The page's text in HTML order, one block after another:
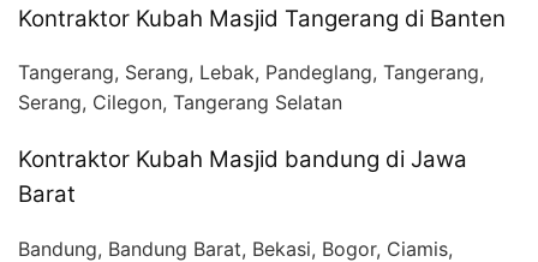
Kontraktor Kubah Masjid Tangerang di Banten
Tangerang, Serang, Lebak, Pandeglang, Tangerang,
Serang, Cilegon, Tangerang Selatan
Kontraktor Kubah Masjid bandung di Jawa
Barat
Bandung, Bandung Barat, Bekasi, Bogor, Ciamis,